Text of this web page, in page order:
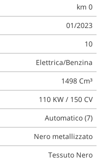
km 0
01/2023
10
Elettrica/Benzina
1498 Cm³
110 KW / 150 CV
Automatico (7)
Nero metallizzato
Tessuto Nero